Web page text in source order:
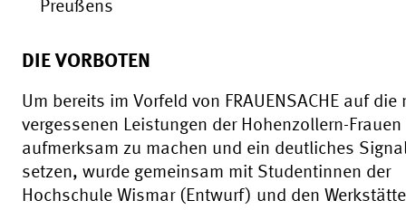
Preußens
DIE VORBOTEN
Um bereits im Vorfeld von FRAUENSACHE auf die
vergessenen Leistungen der Hohenzollern-Frauen
aufmerksam zu machen und ein deutliches
setzen, wurde gemeinsam mit Studentinnen der
Hochschule Wismar (Entwurf) und den